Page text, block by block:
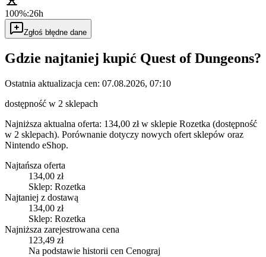
100%:26h
Zgłoś błędne dane
Gdzie najtaniej kupić Quest of Dungeons?
Ostatnia aktualizacja cen: 07.08.2026, 07:10
dostępność w 2 sklepach
Najniższa aktualna oferta: 134,00 zł w sklepie Rozetka (dostępność
w 2 sklepach). Porównanie dotyczy nowych ofert sklepów oraz
Nintendo eShop.
Najtańsza oferta
134,00 zł
Sklep: Rozetka
Najtaniej z dostawą
134,00 zł
Sklep: Rozetka
Najniższa zarejestrowana cena
123,49 zł
Na podstawie historii cen Cenograj